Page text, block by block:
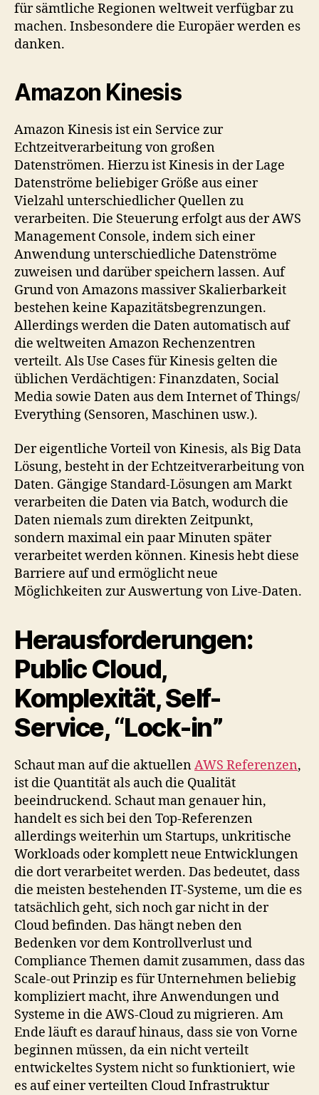
für sämtliche Regionen weltweit verfügbar zu
machen. Insbesondere die Europäer werden es
danken.
Amazon Kinesis
Amazon Kinesis ist ein Service zur
Echtzeitverarbeitung von großen
Datenströmen. Hierzu ist Kinesis in der Lage
Datenströme beliebiger Größe aus einer
Vielzahl unterschiedlicher Quellen zu
verarbeiten. Die Steuerung erfolgt aus der AWS
Management Console, indem sich einer
Anwendung unterschiedliche Datenströme
zuweisen und darüber speichern lassen. Auf
Grund von Amazons massiver Skalierbarkeit
bestehen keine Kapazitätsbegrenzungen.
Allerdings werden die Daten automatisch auf
die weltweiten Amazon Rechenzentren
verteilt. Als Use Cases für Kinesis gelten die
üblichen Verdächtigen: Finanzdaten, Social
Media sowie Daten aus dem Internet of Things/
Everything (Sensoren, Maschinen usw.).
Der eigentliche Vorteil von Kinesis, als Big Data
Lösung, besteht in der Echtzeitverarbeitung von
Daten. Gängige Standard-Lösungen am Markt
verarbeiten die Daten via Batch, wodurch die
Daten niemals zum direkten Zeitpunkt,
sondern maximal ein paar Minuten später
verarbeitet werden können. Kinesis hebt diese
Barriere auf und ermöglicht neue
Möglichkeiten zur Auswertung von Live-Daten.
Herausforderungen:
Public Cloud,
Komplexität, Self-
Service, “Lock-in”
Schaut man auf die aktuellenAWS Referenzen,
ist die Quantität als auch die Qualität
beeindruckend. Schaut man genauer hin,
handelt es sich bei den Top-Referenzen
allerdings weiterhin um Startups, unkritische
Workloads oder komplett neue Entwicklungen
die dort verarbeitet werden. Das bedeutet, dass
die meisten bestehenden IT-Systeme, um die es
tatsächlich geht, sich noch gar nicht in der
Cloud befinden. Das hängt neben den
Bedenken vor dem Kontrollverlust und
Compliance Themen damit zusammen, dass das
Scale-out Prinzip es für Unternehmen beliebig
kompliziert macht, ihre Anwendungen und
Systeme in die AWS-Cloud zu migrieren. Am
Ende läuft es darauf hinaus, dass sie von Vorne
beginnen müssen, da ein nicht verteilt
entwickeltes System nicht so funktioniert, wie
es auf einer verteilten Cloud Infrastruktur